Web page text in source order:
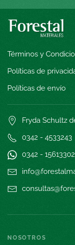
Términos y
Políticas de
Políticas de envío
Fryda Schultz
0342 - 4533243
0342 - 15
NOSOTROS